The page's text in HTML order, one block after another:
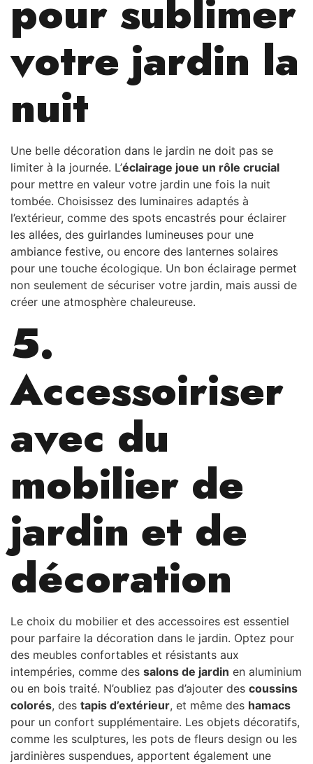
pour sublimer
votre jardin la
nuit
Une belle décoration dans le jardin ne doit pas se
limiter à la journée. L’éclairage joue un rôle crucial
pour mettre en valeur votre jardin une fois la nuit
tombée. Choisissez des luminaires adaptés à
l’extérieur, comme des spots encastrés pour éclairer
les allées, des guirlandes lumineuses pour une
ambiance festive, ou encore des lanternes solaires
pour une touche écologique. Un bon éclairage permet
non seulement de sécuriser votre jardin, mais aussi de
créer une atmosphère chaleureuse.
5.
Accessoiriser
avec du
mobilier de
jardin et de
décoration
Le choix du mobilier et des accessoires est essentiel
pour parfaire la décoration dans le jardin. Optez pour
des meubles confortables et résistants aux
intempéries, comme des salons de jardin en aluminium
ou en bois traité. N’oubliez pas d’ajouter des coussins
colorés, des tapis d’extérieur, et même des hamacs
pour un confort supplémentaire. Les objets décoratifs,
comme les sculptures, les pots de fleurs design ou les
jardinières suspendues, apportent également une